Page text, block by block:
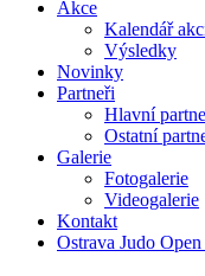
Akce
Kalendář
Výsledky
Novinky
Partneři
Hlavní
Ostatní
Galerie
Fotogalerie
Videogalerie
Kontakt
Ostrava Judo